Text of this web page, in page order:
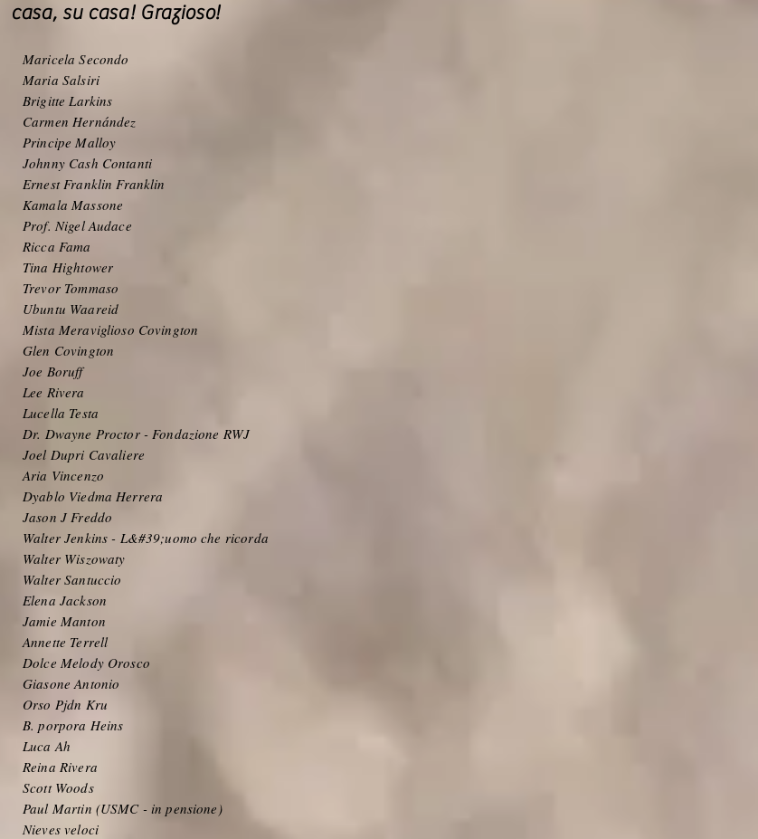
casa, su casa! Grazioso!
Maricela Secondo
Maria Salsiri
Brigitte Larkins
Carmen Hernández
Principe Malloy
Johnny Cash Contanti
Ernest Franklin Franklin
Kamala Massone
Prof. Nigel Audace
Ricca Fama
Tina Hightower
Trevor Tommaso
Ubuntu Waareid
Mista Meraviglioso Covington
Glen Covington
Joe Boruff
Lee Rivera
Lucella Testa
Dr. Dwayne Proctor - Fondazione RWJ
Joel Dupri Cavaliere
Aria Vincenzo
Dyablo Viedma Herrera
Jason J Freddo
Walter Jenkins - L&#39;uomo che ricorda
Walter Wiszowaty
Walter Santuccio
Elena Jackson
Jamie Manton
Annette Terrell
Dolce Melody Orosco
Giasone Antonio
Orso Pjdn Kru
B. porpora Heins
Luca Ah
Reina Rivera
Scott Woods
Paul Martin (USMC - in pensione)
Nieves veloci